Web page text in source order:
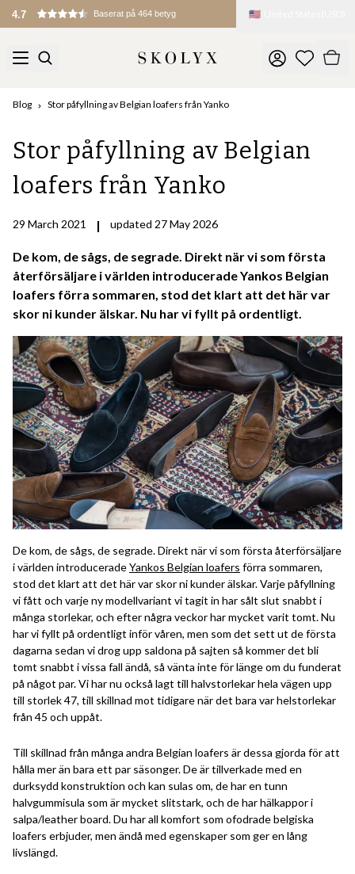
4.7 Baserat på 464 betyg 🇺🇸
Blog Stor påfyllning av Belgian loafers från Yanko
Stor påfyllning av Belgian
loafers från Yanko
29 March 2021 | updated 27 May 2026
De kom, de sågs, de segrade. Direkt när vi som första
återförsäljare i världen introducerade Yankos Belgian
loafers förra sommaren, stod det klart att det här var
skor ni kunder älskar. Nu har vi fyllt på ordentligt.
De kom, de sågs, de segrade. Direkt när vi som första återförsäljare
i världen introduceradeYankos Belgian loafers förra sommaren,
stod det klart att det här var skor ni kunder älskar. Varje påfyllning
vi fått och varje ny modellvariant vi tagit in har sålt slut snabbt i
många storlekar, och efter några veckor har mycket varit tomt. Nu
har vi fyllt på ordentligt inför våren, men som det sett ut de första
dagarna sedan vi drog upp saldona på sajten så kommer det bli
tomt snabbt i vissa fall ändå, så vänta inte för länge om du funderat
på något par. Vi har nu också lagt till halvstorlekar hela vägen upp
till storlek 47, till skillnad mot tidigare när det bara var helstorlekar
från 45 och uppåt.
Till skillnad från många andra Belgian loafers är dessa gjorda för att
hålla mer än bara ett par säsonger. De är tillverkade med en
durksydd konstruktion och kan sulas om, de har en tunn
halvgummisula som är mycket slitstark, och de har hälkappor i
salpa/leather board. Du har all komfort som ofodrade belgiska
loafers erbjuder, men ändå med egenskaper som ger en lång
livslängd.